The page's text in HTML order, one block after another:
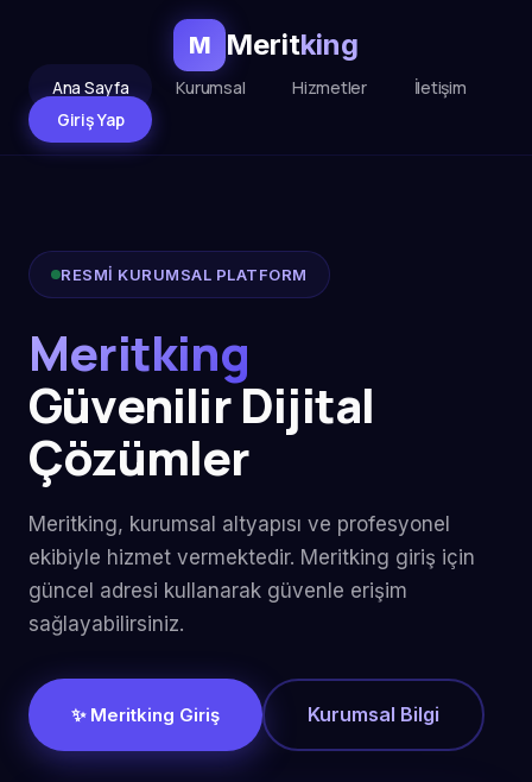
M Meritking
Ana Sayfa Kurumsal Hizmetler
İletişim
Giriş Yap
RESMİ KURUMSAL PLATFORM
Meritking
Güvenilir Dijital
Çözümler
Meritking, kurumsal altyapısı ve profesyonel
ekibiyle hizmet vermektedir. Meritking giriş için
güncel adresi kullanarak güvenle erişim
sağlayabilirsiniz.
✨ Meritking Giriş Kurumsal Bilgi